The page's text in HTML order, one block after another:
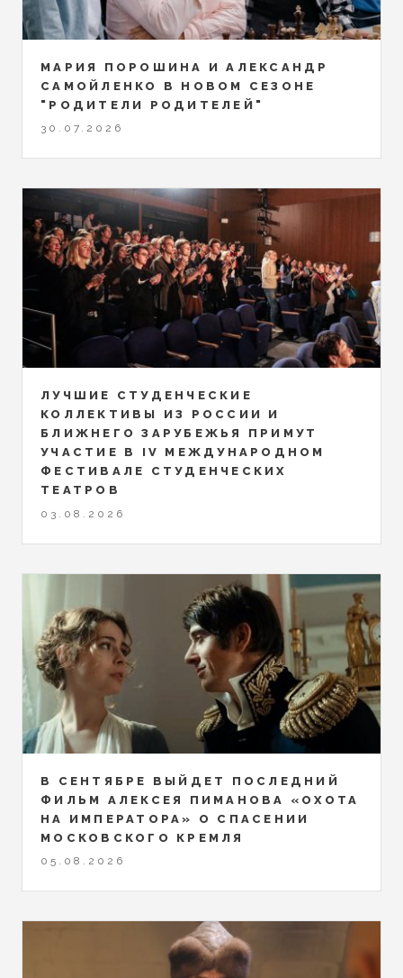
МАРИЯ ПОРОШИНА И АЛЕКСАНДР
САМОЙЛЕНКО В НОВОМ СЕЗОНЕ
"РОДИТЕЛИ РОДИТЕЛЕЙ"
30.07.2026
ЛУЧШИЕ СТУДЕНЧЕСКИЕ
КОЛЛЕКТИВЫ ИЗ РОССИИ И
БЛИЖНЕГО ЗАРУБЕЖЬЯ ПРИМУТ
УЧАСТИЕ В IV МЕЖДУНАРОДНОМ
ФЕСТИВАЛЕ СТУДЕНЧЕСКИХ
ТЕАТРОВ
03.08.2026
В СЕНТЯБРЕ ВЫЙДЕТ ПОСЛЕДНИЙ
ФИЛЬМ АЛЕКСЕЯ ПИМАНОВА «ОХОТА
НА ИМПЕРАТОРА» О СПАСЕНИИ
МОСКОВСКОГО КРЕМЛЯ
05.08.2026